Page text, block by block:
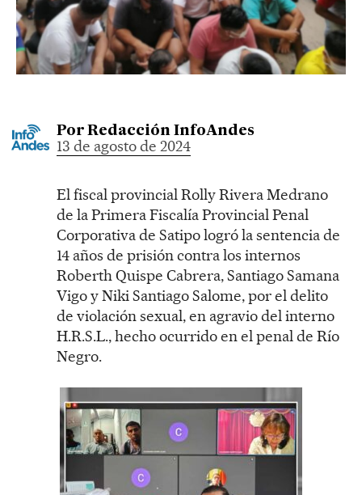
Por Redacción InfoAndes
13 de agosto de 2024
El fiscal provincial Rolly Rivera Medrano
de la Primera Fiscalía Provincial Penal
Corporativa de Satipo logró la sentencia de
14 años de prisión contra los internos
Roberth Quispe Cabrera, Santiago Samana
Vigo y Niki Santiago Salome, por el delito
de violación sexual, en agravio del interno
H.R.S.L., hecho ocurrido en el penal de Río
Negro.